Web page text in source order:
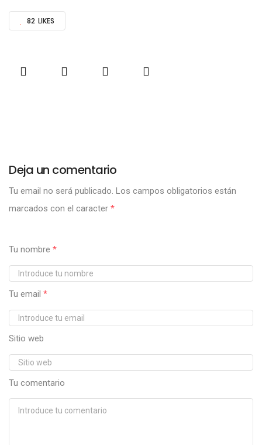
82 LIKES
Deja un comentario
Tu email no será publicado. Los campos obligatorios están
marcados con el caracter *
Tu nombre *
Tu email *
Sitio web
Tu comentario